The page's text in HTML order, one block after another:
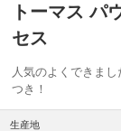
トーマス パ
セス
人気のよくできま
つき！
生産地